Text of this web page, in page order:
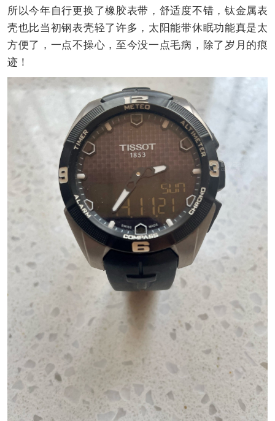
所以今年自行更换了橡胶表带，舒适度不错，钛金属表
壳也比当初钢表壳轻了许多，太阳能带休眠功能真是太
方便了，一点不操心，至今没一点毛病，除了岁月的痕
迹！